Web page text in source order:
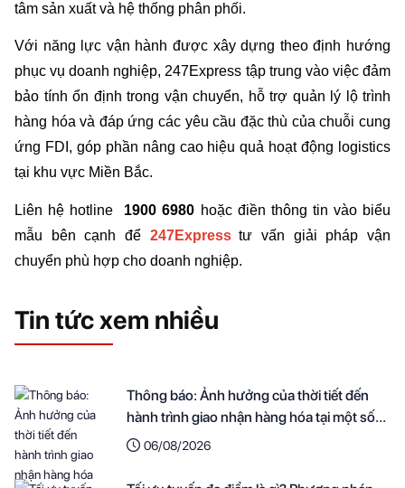
tâm sản xuất và hệ thống phân phối.
Với năng lực vận hành được xây dựng theo định hướng
phục vụ doanh nghiệp, 247Express tập trung vào việc đảm
bảo tính ổn định trong vận chuyển, hỗ trợ quản lý lộ trình
hàng hóa và đáp ứng các yêu cầu đặc thù của chuỗi cung
ứng FDI, góp phần nâng cao hiệu quả hoạt động logistics
tại khu vực Miền Bắc.
Liên hệ hotline 1900 6980 hoặc điền thông tin vào biểu
mẫu bên cạnh để 247Express tư vấn giải pháp vận
chuyển phù hợp cho doanh nghiệp.
Tin tức xem nhiều
Thông báo: Ảnh hưởng của thời tiết đến
hành trình giao nhận hàng hóa tại một số
khu vực
06/08/2026